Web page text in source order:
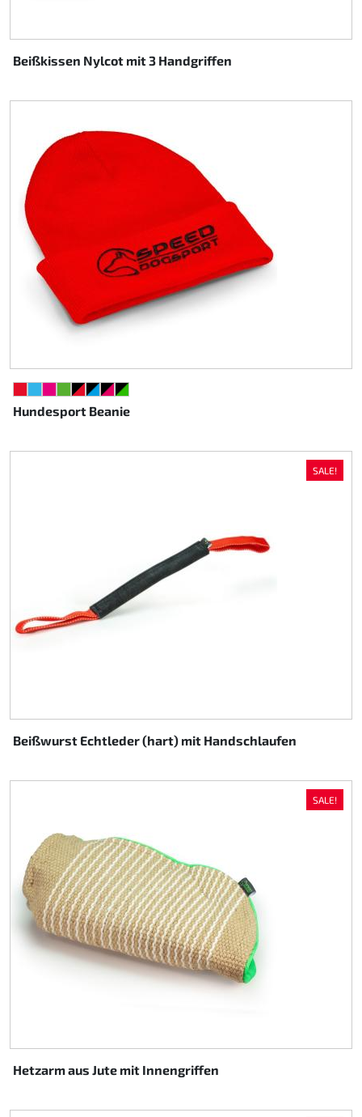
Beißkissen Nylcot mit 3 Handgriffen
Hundesport Beanie
ROTHELLBLAU
NEONPINK
NEONGRÜN
SCHWARZ/ROT
SCHWARZ/CYAN
SCHWARZ/PINK
SCHWARZ/GRÜN
SALE!
Beißwurst Echtleder (hart) mit Handschlaufen
SALE!
Hetzarm aus Jute mit Innengriffen